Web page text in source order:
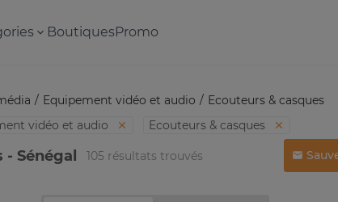
BoutiquesPromo
Equipement vidéo et audio
Ecouteurs & casques
vidéo et audio Ecouteurs & casques
- Sénégal 105 résultats trouvés